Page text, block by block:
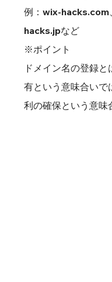
例：wix-
hacks.jpなど
※ポイント
ドメイン名の登録
有という意味合いで
利の確保という意味